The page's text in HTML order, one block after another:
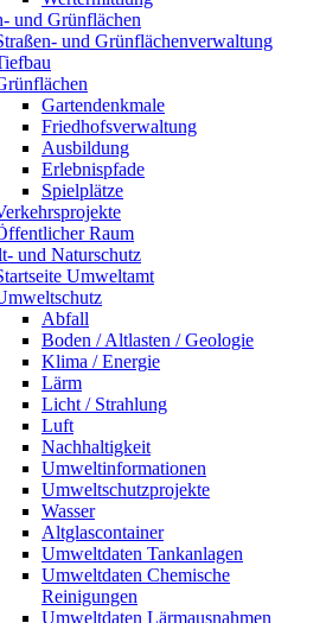
und Grünflächen
und Grünflächenver­waltung
Gartendenkmale
Friedhofs­verwaltung
Ausbildung
Erlebnispfade
Spielplätze
Raum
und Naturschutz
Umweltamt
Abfall
Boden / Altlasten / Geologie
Klima / Energie
Lärm
Licht / Strahlung
Luft
Nachhaltigkeit
Umwelt­informationen
Umwelt­schutz­projekte
Wasser
Altglas­container
Umweltdaten Tankanlagen
Umweltdaten Chemische
Reinigungen
Umweltdaten Lärmausnahmen